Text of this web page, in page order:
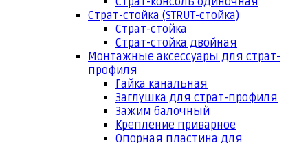
Страт-стойка (STRUT-стойка)
Страт-стойка
Страт-стойка двойная
Монтажные аксессуары для страт-
профиля
Гайка канальная
Заглушка для страт-профиля
Зажим балочный
Крепление приварное
Опорная пластина для